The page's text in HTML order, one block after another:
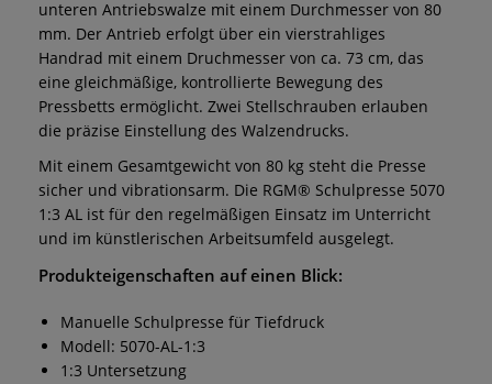
unteren Antriebswalze mit einem Durchmesser von 80
mm. Der Antrieb erfolgt über ein vierstrahliges
Handrad mit einem Druchmesser von ca. 73 cm, das
eine gleichmäßige, kontrollierte Bewegung des
Pressbetts ermöglicht. Zwei Stellschrauben erlauben
die präzise Einstellung des Walzendrucks.
Mit einem Gesamtgewicht von 80 kg steht die Presse
sicher und vibrationsarm. Die RGM® Schulpresse 5070
1:3 AL ist für den regelmäßigen Einsatz im Unterricht
und im künstlerischen Arbeitsumfeld ausgelegt.
Produkteigenschaften auf einen Blick:
Manuelle Schulpresse für Tiefdruck
Modell: 5070-AL-1:3
1:3 Untersetzung